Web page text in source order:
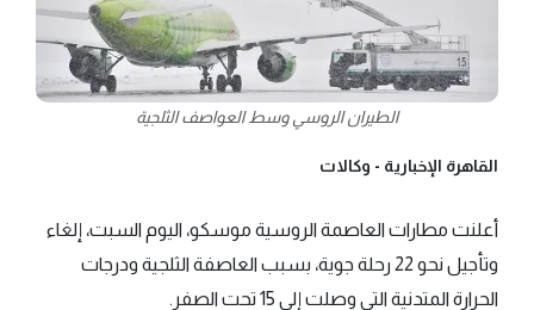
الطيران الروسي وسط العواصف الثلجية
القاهرة الإخبارية - وكالات
أعلنت مطارات العاصمة الروسية موسكو، اليوم السبت، إلغاء
وتأجيل نحو 22 رحلة جوية، بسبب العاصفة الثلجية ودرجات
الحرارة المتدنية التي وصلت إلى 15 تحت الصفر.